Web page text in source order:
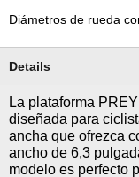
Diámetros de rueda
Details
La plataforma
diseñada para
ancha que ofrezca
ancho de 6,3
modelo es perfecto